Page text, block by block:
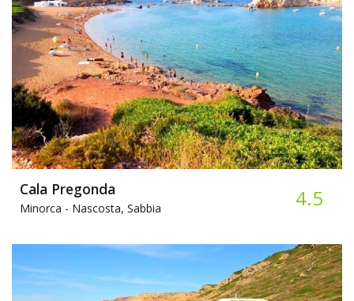
Cala Pregonda
Minorca - Nascosta, Sabbia 4.5